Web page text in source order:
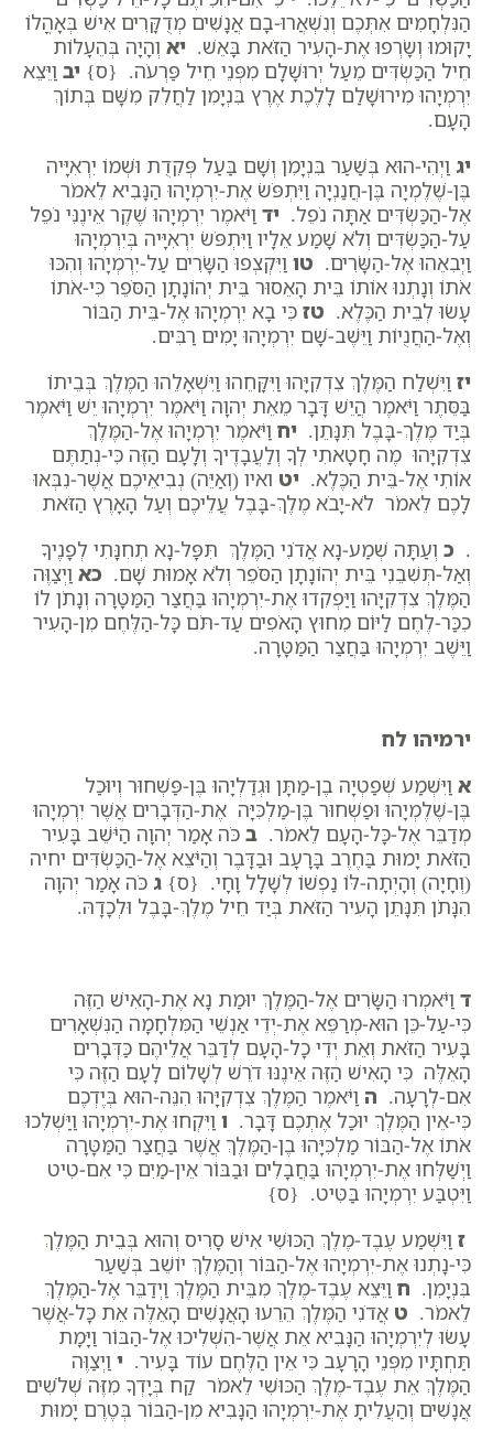
הַנִּלְחָמִים אִתְּכֶם וְנִשְׁאֲרוּ-בָם אֲנָשִׁים מְדֻקָּרִים אִישׁ בְּאָהֳלוֹ
יָקוּמוּ וְשָׂרְפוּ אֶת-הָעִיר הַזֹּאת בָּאֵשׁ. יא וְהָיָה בְּהֵעָלוֹת
חֵיל הַכַּשְׂדִּים מֵעַל יְרוּשָׁלִָם מִפְּנֵי חֵיל פַּרְעֹה. {ס} יב וַיֵּצֵא
יִרְמְיָהוּ מִירוּשָׁלִַם לָלֶכֶת אֶרֶץ בִּנְיָמִן לַחֲלִק מִשָּׁם בְּתוֹךְ
הָעָם.
יג וַיְהִי-הוּא בְּשַׁעַר בִּנְיָמִן וְשָׁם בַּעַל פְּקִדֻת וּשְׁמוֹ יִרְאִיָּיה
בֶּן-שֶׁלֶמְיָה בֶּן-חֲנַנְיָה וַיִּתְפֹּשׂ אֶת-יִרְמְיָהוּ הַנָּבִיא לֵאמֹר
אֶל-הַכַּשְׂדִּים אַתָּה נֹפֵל. יד וַיֹּאמֶר יִרְמְיָהוּ שֶׁקֶר אֵינֶנִּי נֹפֵל
עַל-הַכַּשְׂדִּים וְלֹא שָׁמַע אֵלָיו וַיִּתְפֹּשׂ יִרְאִיָּיה בְּיִרְמְיָהוּ
וַיְבִאֵהוּ אֶל-הַשָּׂרִים. טו וַיִּקְצְפוּ הַשָּׂרִים עַל-יִרְמְיָהוּ וְהִכּוּ
אֹתוֹ וְנָתְנוּ אוֹתוֹ בֵּית הָאֵסוּר בֵּית יְהוֹנָתָן הַסֹּפֵר כִּי-אֹתוֹ
עָשׂוּ לְבֵית הַכֶּלֶא. טז כִּי בָא יִרְמְיָהוּ אֶל-בֵּית הַבּוֹר
וְאֶל-הַחֲנֻיוֹת וַיֵּשֶׁב-שָׁם יִרְמְיָהוּ יָמִים רַבִּים.
יז וַיִּשְׁלַח הַמֶּלֶךְ צִדְקִיָּהוּ וַיִּקָּחֵהוּ וַיִּשְׁאָלֵהוּ הַמֶּלֶךְ בְּבֵיתוֹ
בַּסֵּתֶר וַיֹּאמֶר הֲיֵשׁ דָּבָר מֵאֵת יְהוָה וַיֹּאמֶר יִרְמְיָהוּ יֵשׁ וַיֹּאמֶר
בְּיַד מֶלֶךְ-בָּבֶל תִּנָּתֵן. יח וַיֹּאמֶר יִרְמְיָהוּ אֶל-הַמֶּלֶךְ
צִדְקִיָּהוּ מֶה חָטָאתִי לְךָ וְלַעֲבָדֶיךָ וְלָעָם הַזֶּה כִּי-נְתַתֶּם
אוֹתִי אֶל-בֵּית הַכֶּלֶא. יט ואיו (וְאַיֵּה) נְבִיאֵיכֶם אֲשֶׁר-נִבְּאוּ
לָכֶם לֵאמֹר לֹא-יָבֹא מֶלֶךְ-בָּבֶל עֲלֵיכֶם וְעַל הָאָרֶץ הַזֹּאת
. כ וְעַתָּה שְׁמַע-נָא אֲדֹנִי הַמֶּלֶךְ תִּפָּל-נָא תְחִנָּתִי לְפָנֶיךָ
וְאַל-תְּשִׁבֵנִי בֵּית יְהוֹנָתָן הַסֹּפֵר וְלֹא אָמוּת שָׁם. כא וַיְצַוֶּה
הַמֶּלֶךְ צִדְקִיָּהוּ וַיַּפְקִדוּ אֶת-יִרְמְיָהוּ בַּחֲצַר הַמַּטָּרָה וְנָתֹן לוֹ
כִכַּר-לֶחֶם לַיּוֹם מִחוּץ הָאֹפִים עַד-תֹּם כָּל-הַלֶּחֶם מִן-הָעִיר
וַיֵּשֶׁב יִרְמְיָהוּ בַּחֲצַר הַמַּטָּרָה.
ירמיהו לח
א וַיִּשְׁמַע שְׁפַטְיָה בֶן-מַתָּן וּגְדַלְיָהוּ בֶּן-פַּשְׁחוּר וְיוּכַל
בֶּן-שֶׁלֶמְיָהוּ וּפַשְׁחוּר בֶּן-מַלְכִּיָּה אֶת-הַדְּבָרִים אֲשֶׁר יִרְמְיָהוּ
מְדַבֵּר אֶל-כָּל-הָעָם לֵאמֹר. ב כֹּה אָמַר יְהוָה הַיֹּשֵׁב בָּעִיר
הַזֹּאת יָמוּת בַּחֶרֶב בָּרָעָב וּבַדָּבֶר וְהַיֹּצֵא אֶל-הַכַּשְׂדִּים יחיה
(וְחָיָה) וְהָיְתָה-לּוֹ נַפְשׁוֹ לְשָׁלָל וָחָי. {ס} ג כֹּה אָמַר יְהוָה
הִנָּתֹן תִּנָּתֵן הָעִיר הַזֹּאת בְּיַד חֵיל מֶלֶךְ-בָּבֶל וּלְכָדָהּ.
ד וַיֹּאמְרוּ הַשָּׂרִים אֶל-הַמֶּלֶךְ יוּמַת נָא אֶת-הָאִישׁ הַזֶּה
כִּי-עַל-כֵּן הוּא-מְרַפֵּא אֶת-יְדֵי אַנְשֵׁי הַמִּלְחָמָה הַנִּשְׁאָרִים
בָּעִיר הַזֹּאת וְאֵת יְדֵי כָל-הָעָם לְדַבֵּר אֲלֵיהֶם כַּדְּבָרִים
הָאֵלֶּה כִּי הָאִישׁ הַזֶּה אֵינֶנּוּ דֹרֵשׁ לְשָׁלוֹם לָעָם הַזֶּה כִּי
אִם-לְרָעָה. ה וַיֹּאמֶר הַמֶּלֶךְ צִדְקִיָּהוּ הִנֵּה-הוּא בְּיֶדְכֶם
כִּי-אֵין הַמֶּלֶךְ יוּכַל אֶתְכֶם דָּבָר. ו וַיִּקְחוּ אֶת-יִרְמְיָהוּ וַיַּשְׁלִכוּ
אֹתוֹ אֶל-הַבּוֹר מַלְכִּיָּהוּ בֶן-הַמֶּלֶךְ אֲשֶׁר בַּחֲצַר הַמַּטָּרָה
וַיְשַׁלְּחוּ אֶת-יִרְמְיָהוּ בַּחֲבָלִים וּבַבּוֹר אֵין-מַיִם כִּי אִם-טִיט
וַיִּטְבַּע יִרְמְיָהוּ בַּטִּיט. {ס}
ז וַיִּשְׁמַע עֶבֶד-מֶלֶךְ הַכּוּשִׁי אִישׁ סָרִיס וְהוּא בְּבֵית הַמֶּלֶךְ
כִּי-נָתְנוּ אֶת-יִרְמְיָהוּ אֶל-הַבּוֹר וְהַמֶּלֶךְ יוֹשֵׁב בְּשַׁעַר
בִּנְיָמִן. ח וַיֵּצֵא עֶבֶד-מֶלֶךְ מִבֵּית הַמֶּלֶךְ וַיְדַבֵּר אֶל-הַמֶּלֶךְ
לֵאמֹר. ט אֲדֹנִי הַמֶּלֶךְ הֵרֵעוּ הָאֲנָשִׁים הָאֵלֶּה אֵת כָּל-אֲשֶׁר
עָשׂוּ לְיִרְמְיָהוּ הַנָּבִיא אֵת אֲשֶׁר-הִשְׁלִיכוּ אֶל-הַבּוֹר וַיָּמָת
תַּחְתָּיו מִפְּנֵי הָרָעָב כִּי אֵין הַלֶּחֶם עוֹד בָּעִיר. י וַיְצַוֶּה
הַמֶּלֶךְ אֵת עֶבֶד-מֶלֶךְ הַכּוּשִׁי לֵאמֹר קַח בְּיָדְךָ מִזֶּה שְׁלֹשִׁים
אֲנָשִׁים וְהַעֲלִיתָ אֶת-יִרְמְיָהוּ הַנָּבִיא מִן-הַבּוֹר בְּטֶרֶם יָמוּת